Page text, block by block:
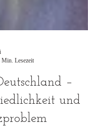
Min. Lesezeit
–
und